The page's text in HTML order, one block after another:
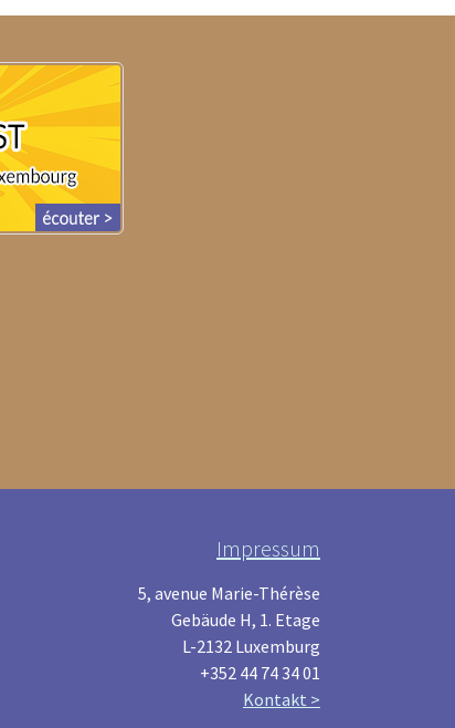
Impressum
5, avenue Marie-Thérèse
Gebäude H, 1. Etage
L-2132 Luxemburg
+352 44 74 34 01
Kontakt >